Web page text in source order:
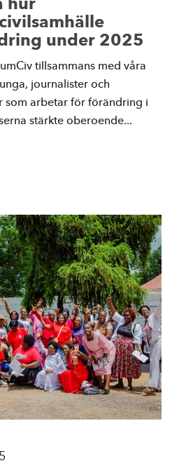
hur
under 2025
tillsammans med våra
journalister och
som arbetar för förändring i
stärkte oberoende...